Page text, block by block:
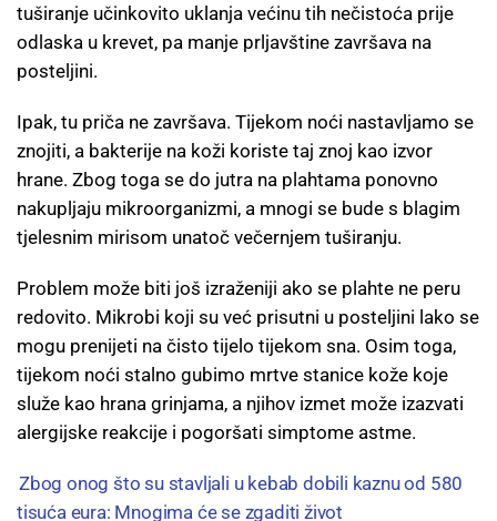
tuširanje učinkovito uklanja većinu tih nečistoća prije
odlaska u krevet, pa manje prljavštine završava na
posteljini.
Ipak, tu priča ne završava. Tijekom noći nastavljamo se
znojiti, a bakterije na koži koriste taj znoj kao izvor
hrane. Zbog toga se do jutra na plahtama ponovno
nakupljaju mikroorganizmi, a mnogi se bude s blagim
tjelesnim mirisom unatoč večernjem tuširanju.
Problem može biti još izraženiji ako se plahte ne peru
redovito. Mikrobi koji su već prisutni u posteljini lako se
mogu prenijeti na čisto tijelo tijekom sna. Osim toga,
tijekom noći stalno gubimo mrtve stanice kože koje
služe kao hrana grinjama, a njihov izmet može izazvati
alergijske reakcije i pogoršati simptome astme.
Zbog onog što su stavljali u kebab dobili kaznu od 580
tisuća eura: Mnogima će se zgaditi život